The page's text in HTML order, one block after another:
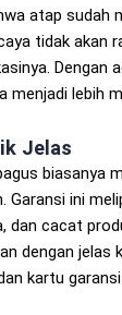
atap sudah
tidak akan
Dengan
menjadi lebih
Jelas
biasanya
Garansi ini
dan cacat
dengan jelas
kartu